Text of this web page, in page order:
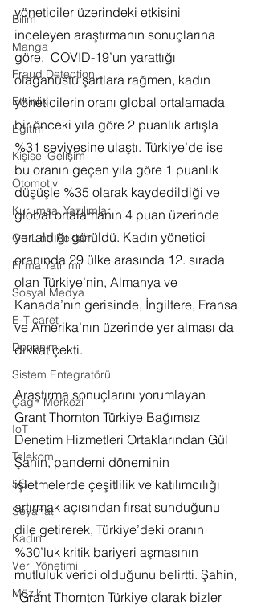
Bilim
Manga
Fraud Detection
Etkinlik
Eğitim
Kişisel Gelişim
Otomotiv
Kurumsal Yazılımlar
On-Line Reklam
Firma Yatırımı
Sosyal Medya
E-Ticaret
Donanım
Sistem Entegratörü
Çağrı Merkezi
IoT
Telekom
5G
Seyahat
Kadın
Veri Yönetimi
Müzik
yöneticiler üzerindeki etkisini
inceleyen araştırmanın sonuçlarına
göre,  COVID-19’un yarattığı
olağanüstü şartlara rağmen, kadın
yöneticilerin oranı global ortalamada
bir önceki yıla göre 2 puanlık artışla
%31 seviyesine ulaştı. Türkiye’de ise
bu oranın geçen yıla göre 1 puanlık
düşüşle %35 olarak kaydedildiği ve
global ortalamanın 4 puan üzerinde
yer aldığı görüldü. Kadın yönetici
oranında 29 ülke arasında 12. sırada
olan Türkiye’nin, Almanya ve
Kanada’nın gerisinde, İngiltere, Fransa
ve Amerika’nın üzerinde yer alması da
dikkat çekti.
Araştırma sonuçlarını yorumlayan
Grant Thornton Türkiye Bağımsız
Denetim Hizmetleri Ortaklarından Gül
Şahin, pandemi döneminin
işletmelerde çeşitlilik ve katılımcılığı
artırmak açısından fırsat sunduğunu
dile getirerek, Türkiye’deki oranın
%30’luk kritik bariyeri aşmasının
mutluluk verici olduğunu belirtti. Şahin,
“Grant Thornton Türkiye olarak bizler